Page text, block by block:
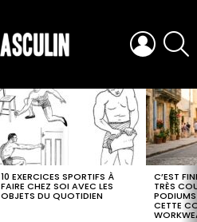
LOGIN
10 EXERCICES SPORTIFS À
FAIRE CHEZ SOI AVEC LES
OBJETS DU QUOTIDIEN
C’EST
TRÈS
CETTE